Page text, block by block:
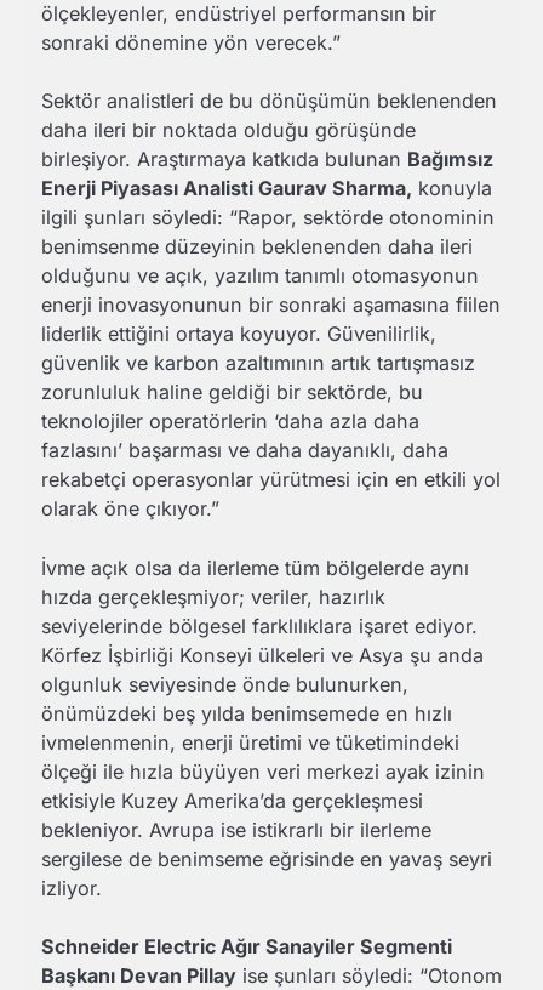
ölçekleyenler, endüstriyel performansın bir
sonraki dönemine yön verecek.”
Sektör analistleri de bu dönüşümün beklenenden
daha ileri bir noktada olduğu görüşünde
birleşiyor. Araştırmaya katkıda bulunan Bağımsız
Enerji Piyasası Analisti Gaurav Sharma, konuyla
ilgili şunları söyledi: “Rapor, sektörde otonominin
benimsenme düzeyinin beklenenden daha ileri
olduğunu ve açık, yazılım tanımlı otomasyonun
enerji inovasyonunun bir sonraki aşamasına fiilen
liderlik ettiğini ortaya koyuyor. Güvenilirlik,
güvenlik ve karbon azaltımının artık tartışmasız
zorunluluk haline geldiği bir sektörde, bu
teknolojiler operatörlerin ‘daha azla daha
fazlasını’ başarması ve daha dayanıklı, daha
rekabetçi operasyonlar yürütmesi için en etkili yol
olarak öne çıkıyor.”
İvme açık olsa da ilerleme tüm bölgelerde aynı
hızda gerçekleşmiyor; veriler, hazırlık
seviyelerinde bölgesel farklılıklara işaret ediyor.
Körfez İşbirliği Konseyi ülkeleri ve Asya şu anda
olgunluk seviyesinde önde bulunurken,
önümüzdeki beş yılda benimsemede en hızlı
ivmelenmenin, enerji üretimi ve tüketimindeki
ölçeği ile hızla büyüyen veri merkezi ayak izinin
etkisiyle Kuzey Amerika’da gerçekleşmesi
bekleniyor. Avrupa ise istikrarlı bir ilerleme
sergilese de benimseme eğrisinde en yavaş seyri
izliyor.
Schneider Electric Ağır Sanayiler Segmenti
Başkanı Devan Pillay ise şunları söyledi: “Otonom